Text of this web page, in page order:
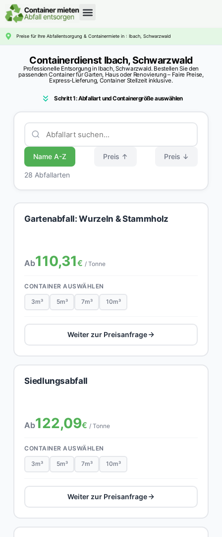
Preise für Ihre Abfallentsorgung & Containermiete in : Ibach, Schwarzwald
Containerdienst Ibach, Schwarzwald
Professionelle Entsorgung in Ibach, Schwarzwald. Bestellen Sie den
passenden Container für Garten, Haus oder Renovierung – Faire Preise,
Express-Lieferung, Container Stellzeit inklusive.
Schritt 1: Abfallart und Containergröße auswählen
Name A-Z Preis ↑ Preis ↓
28 Abfallarten
Gartenabfall: Wurzeln & Stammholz
Ab110,31€ / Tonne
CONTAINER AUSWÄHLEN
3m³ 5m³ 7m³ 10m³
Weiter zur Preisanfrage
Siedlungsabfall
Ab122,09€ / Tonne
CONTAINER AUSWÄHLEN
3m³ 5m³ 7m³ 10m³
Weiter zur Preisanfrage